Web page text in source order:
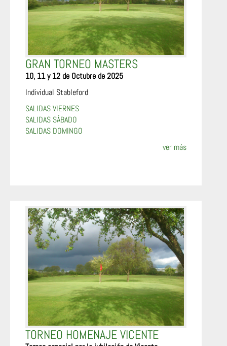
GRAN TORNEO MASTERS
10, 11 y 12 de Octubre de 2025
Individual Stableford
SALIDAS VIERNES
SALIDAS SÁBADO
SALIDAS DOMINGO
ver más
TORNEO HOMENAJE VICENTE